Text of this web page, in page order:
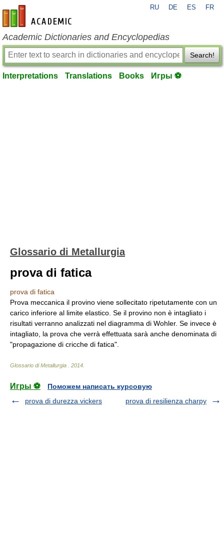
en-academic.com
RU DE ES FR
Academic Dictionaries and Encyclopedias
Search!
Interpretations Translations Books Игры ⚽
Glossario di Metallurgia
prova di fatica
prova di fatica
Prova meccanica il provino viene sollecitato ripetutamente con un
carico inferiore al limite elastico. Se il provino non è intagliato i
risultati verranno analizzati nel diagramma di Wohler. Se invece è
intagliato, la prova che verrà effettuata sarà anche denominata di
"propagazione di cricche di fatica".
Glossario di Metallurgia 2014
Игры ⚽
Поможем написать курсовую
prova di durezza vickers
prova di resilienza charpy